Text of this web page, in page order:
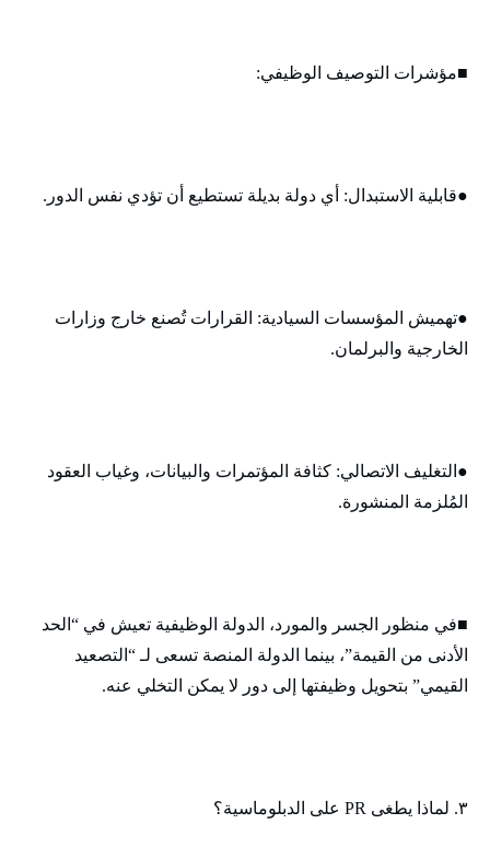
■مؤشرات التوصيف الوظيفي:
●قابلية الاستبدال: أي دولة بديلة تستطيع أن تؤدي نفس الدور.
●تهميش المؤسسات السيادية: القرارات تُصنع خارج وزارات
الخارجية والبرلمان.
●التغليف الاتصالي: كثافة المؤتمرات والبيانات، وغياب العقود
المُلزمة المنشورة.
■في منظور الجسر والمورد، الدولة الوظيفية تعيش في “الحد
الأدنى من القيمة”، بينما الدولة المنصة تسعى لـ “التصعيد
القيمي” بتحويل وظيفتها إلى دور لا يمكن التخلي عنه.
٣. لماذا يطغى PR على الدبلوماسية؟